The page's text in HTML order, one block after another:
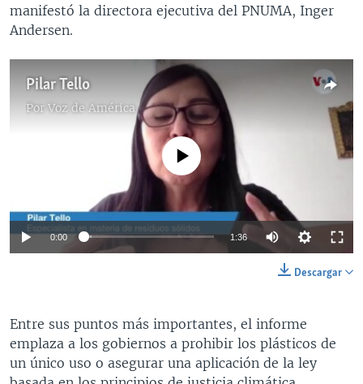
manifestó la directora ejecutiva del PNUMA, Inger
Andersen.
Pilar Tello
Por Voz de América
No media source currently available
0:00 1:36
Descargar
Entre sus puntos más importantes, el informe
emplaza a los gobiernos a prohibir los plásticos de
un único uso o asegurar una aplicación de la ley